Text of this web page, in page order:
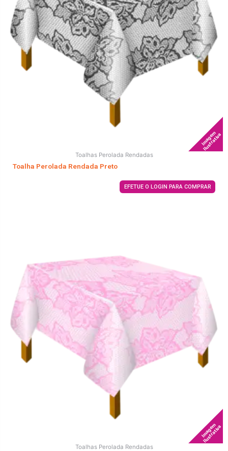
Imagem
Ilustrativa
Toalhas Perolada Rendadas
Toalha Perolada Rendada Preto
EFETUE O LOGIN PARA COMPRAR
Imagem
Ilustrativa
Toalhas Perolada Rendadas